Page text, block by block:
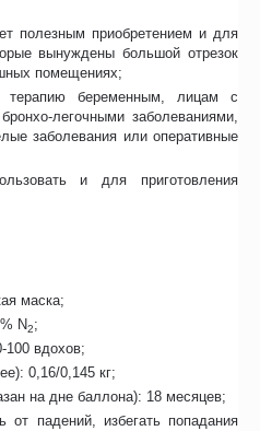
полезным приобретением и для
вынуждены большой отрезок
помещениях;
терапию беременным, лицам с
легочными заболеваниями,
заболевания или оперативные
и для приготовления
маска;
N2;
100 вдохов;
0,16/0,145 кг;
на дне баллона): 18 месяцев;
от падений, избегать попадания